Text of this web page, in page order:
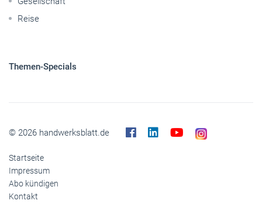
Reise
Themen-Specials
© 2026 handwerksblatt.de
Startseite
Impressum
Abo kündigen
Kontakt